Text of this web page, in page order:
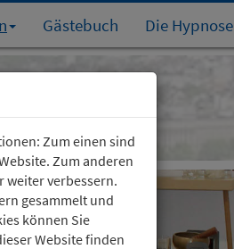
Gästebuch Die Hypnose
Zum einen sind
Zum anderen
weiter verbessern.
gesammelt und
können Sie
Website finden